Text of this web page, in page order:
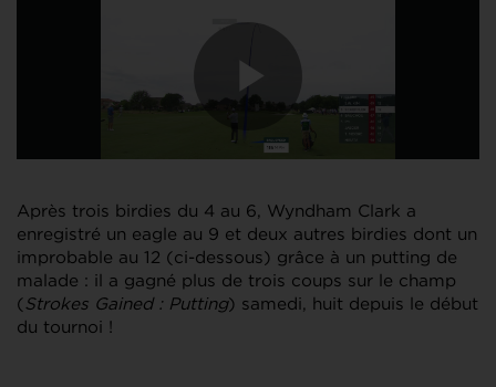
Après trois birdies du 4 au 6, Wyndham Clark a
enregistré un eagle au 9 et deux autres birdies dont un
improbable au 12 (ci-dessous) grâce à un putting de
malade : il a gagné plus de trois coups sur le champ
(Strokes Gained : Putting) samedi, huit depuis le début
du tournoi !